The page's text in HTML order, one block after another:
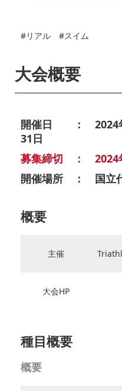
#リアル #スイム
大会概要
開催日 ： 2024年
31日
募集締切 ： 2024
開催場所 ： 国立
概要
主催
大会HP
種目概要
概要